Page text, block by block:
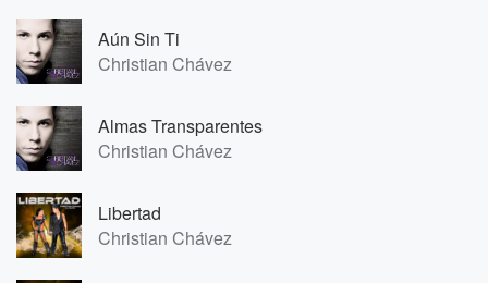
Aún Sin Ti
Christian Chávez
Almas Transparentes
Christian Chávez
Libertad
Christian Chávez